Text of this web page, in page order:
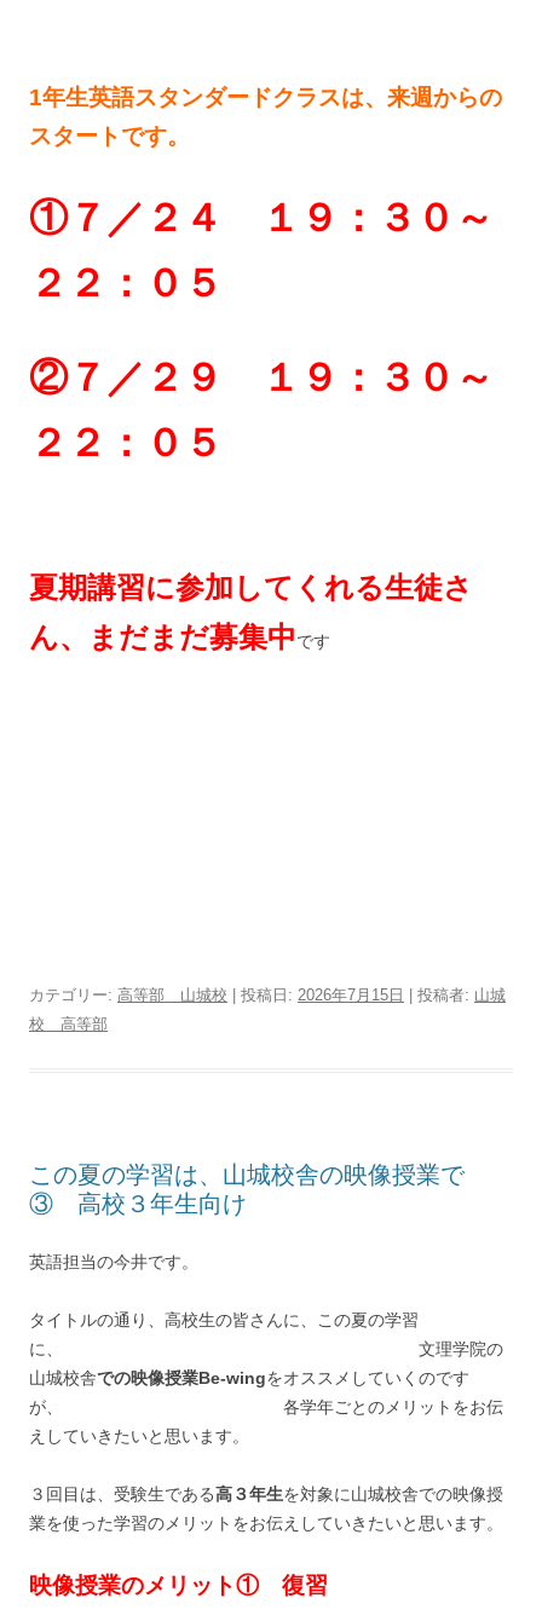
1年生英語スタンダードクラスは、来週からの
スタートです。
①７／２４ １９：３０～
２２：０５
②７／２９ １９：３０～
２２：０５
夏期講習に参加してくれる生徒さ
ん、まだまだ募集中です
カテゴリー: 高等部 山城校 | 投稿日: 2026年7月15日 投稿者: 山城
校 高等部
この夏の学習は、山城校舎の映像授業で
③ 高校３年生向け
英語担当の今井です。
タイトルの通り、高校生の皆さんに、この夏の学習
に、 文理学院の
山城校舎での映像授業Be-wingをオススメしていくのです
が、 各学年ごとのメリットをお伝
えしていきたいと思います。
３回目は、受験生である高３年生を対象に山城校舎での映像授
業を使った学習のメリットをお伝えしていきたいと思います。
映像授業のメリット① 復習